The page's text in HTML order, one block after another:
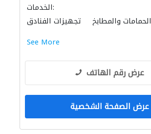
الخدمات:
تجهيزات الفنادق
الحمامات والمطابخ
See More
عرض رقم الهاتف
عرض الصفحة الشخصية